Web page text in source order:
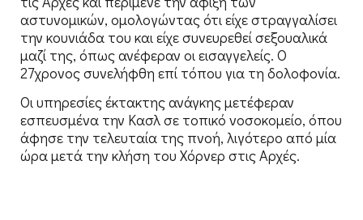
αστυνομικών, ομολογώντας ότι είχε στραγγαλίσει
την κουνιάδα του και είχε συνευρεθεί σεξουαλικά
μαζί της, όπως ανέφεραν οι εισαγγελείς. Ο
27χρονος συνελήφθη επί τόπου για τη δολοφονία.
Οι υπηρεσίες έκτακτης ανάγκης μετέφεραν
εσπευσμένα την Κασλ σε τοπικό νοσοκομείο, όπου
άφησε την τελευταία της πνοή, λιγότερο από μία
ώρα μετά την κλήση του Χόρνερ στις Αρχές.